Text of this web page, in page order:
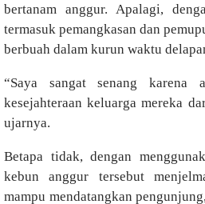
bertanam anggur. Apalagi,
termasuk pemangkasan dan
berbuah dalam kurun waktu
“Saya sangat senang karena
kesejahteraan keluarga mereka
ujarnya.
Betapa tidak, dengan
kebun anggur tersebut
mampu mendatangkan